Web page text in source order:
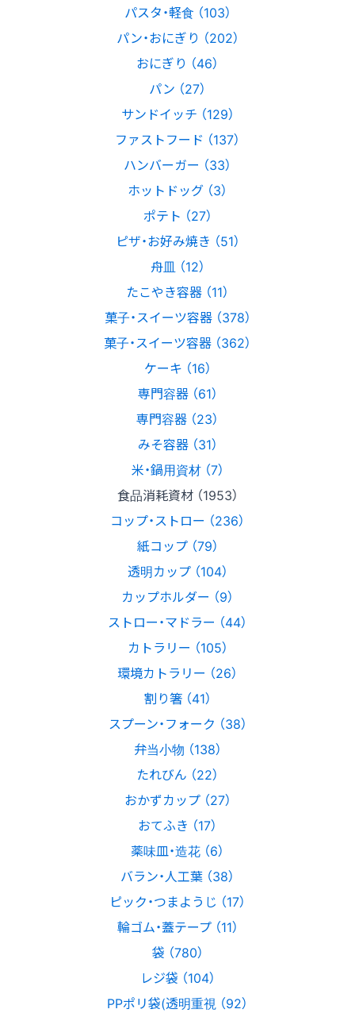
パスタ・軽食 （103）
パン・おにぎり （202）
おにぎり （46）
パン （27）
サンドイッチ （129）
ファストフード （137）
ハンバーガー （33）
ホットドッグ （3）
ポテト （27）
ピザ・お好み焼き （51）
舟皿 （12）
たこやき容器 （11）
菓子・スイーツ容器 （378）
菓子・スイーツ容器 （362）
ケーキ （16）
専門容器 （61）
専門容器 （23）
みそ容器 （31）
米・鍋用資材 （7）
食品消耗資材 （1953）
コップ・ストロー （236）
紙コップ （79）
透明カップ （104）
カップホルダー （9）
ストロー・マドラー （44）
カトラリー （105）
環境カトラリー （26）
割り箸 （41）
スプーン・フォーク （38）
弁当小物 （138）
たれびん （22）
おかずカップ （27）
おてふき （17）
薬味皿・造花 （6）
バラン・人工葉 （38）
ピック・つまようじ （17）
輪ゴム・蓋テープ （11）
袋 （780）
レジ袋 （104）
PPポリ袋(透明重視 （92）